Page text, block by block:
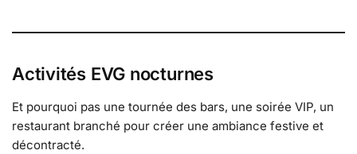
Activités EVG nocturnes
Et pourquoi pas une tournée des bars, une soirée VIP, un
restaurant branché pour créer une ambiance festive et
décontracté.